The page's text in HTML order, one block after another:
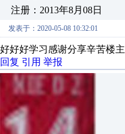
注册：2013年8月08日
发表于：2020-05-08 10:32:01
好好好学习感谢分享辛苦楼主
回复 引用 举报